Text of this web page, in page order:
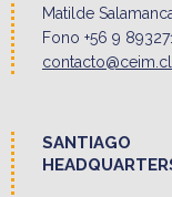
Matilde
Fono +56 9
contacto@ceim.cl
SANTIAGO